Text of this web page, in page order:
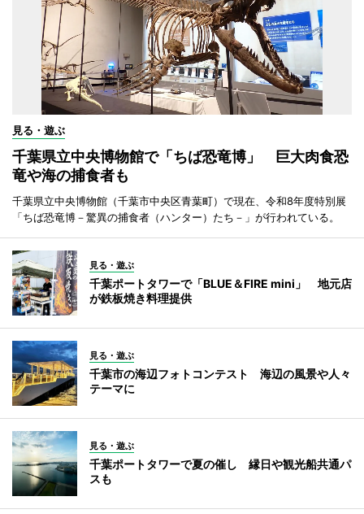
見る・遊ぶ
千葉県立中央博物館で「ちば恐竜博」 巨大肉食恐
竜や海の捕食者も
千葉県立中央博物館（千葉市中央区青葉町）で現在、令和8年度特別展
「ちば恐竜博－驚異の捕食者（ハンター）たち－」が行われている。
見る・遊ぶ
千葉ポートタワーで「BLUE＆FIRE mini」 地元店
が鉄板焼き料理提供
見る・遊ぶ
千葉市の海辺フォトコンテスト 海辺の風景や人々
テーマに
見る・遊ぶ
千葉ポートタワーで夏の催し 縁日や観光船共通パ
スも